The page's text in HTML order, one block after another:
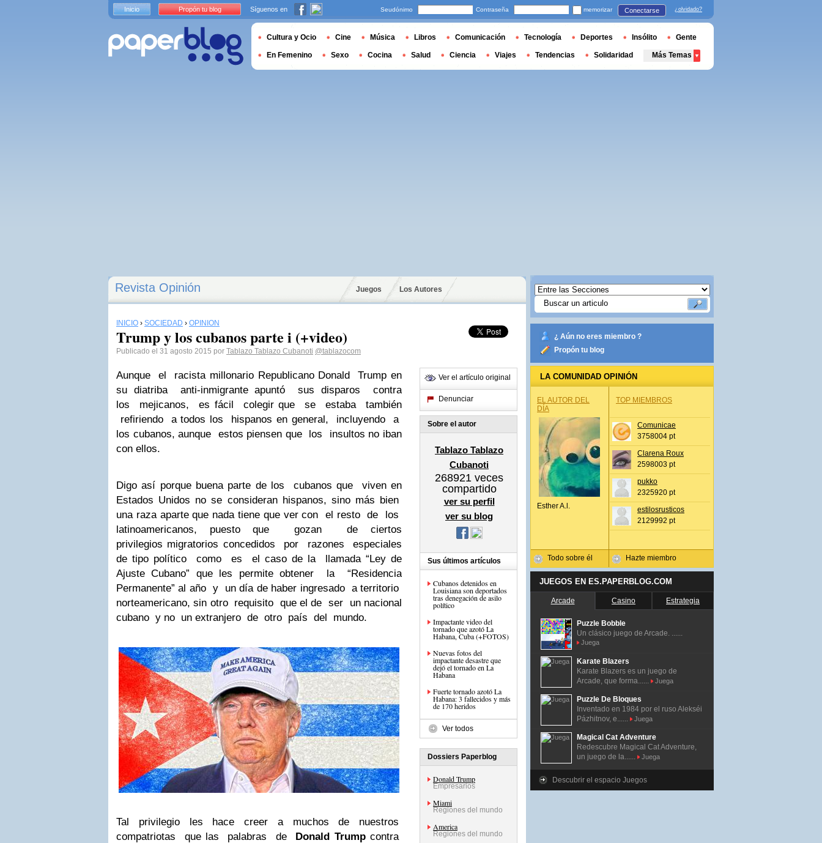
Revista Opinión Juegos Los Autores
INICIO › SOCIEDAD › OPINIÓN
Trump y los cubanos parte i (+video)
Publicado el 31 agosto 2015 por Tablazo Tablazo Cubanoti @tablazocom
Aunque el racista millonario Republicano Donald Trump en
su diatriba anti-inmigrante apuntó sus disparos contra
los mejicanos, es fácil colegir que se estaba también
refiriendo a todos los hispanos en general, incluyendo a
los cubanos, aunque estos piensen que los insultos no iban
con ellos.
Digo así porque buena parte de los cubanos que viven en
Estados Unidos no se consideran hispanos, sino más bien
una raza aparte que nada tiene que ver con el resto de los
latinoamericanos, puesto que gozan de ciertos
privilegios migratorios concedidos por razones especiales
de tipo político como es el caso de la llamada “Ley de
Ajuste Cubano” que les permite obtener la “Residencia
Permanente” al año y un día de haber ingresado a territorio
norteamericano, sin otro requisito que el de ser un nacional
cubano y no un extranjero de otro país del mundo.
Tal privilegio les hace creer a muchos de nuestros
compatriotas que las palabras de Donald Trumpcontra
Ver el artículo original
Denunciar
Sobre el autor
Tablazo Tablazo
Cubanoti
268921 veces
compartido
ver su perfil
ver su blog
Sus últimos artículos
Cubanos detenidos en
Louisiana son deportados
tras denegación de asilo
político
Impactante video del
tornado que azotó La
Habana, Cuba (+FOTOS)
Nuevas fotos del
impactante desastre que
dejó el tornado en La
Habana
Fuerte tornado azotó La
Habana: 3 fallecidos y más
de 170 heridos
Ver todos
Dossiers Paperblog
Donald Trump
Empresarios
Miami
Regiones del mundo
America
Regiones del mundo
¿ Aún no eres miembro ?
Propón tu blog
LA COMUNIDAD OPINIÓN
EL AUTOR DEL
DÍA
Esther A.l.
Todo sobre él
TOP MIEMBROS
Comunicae
3758004 pt
Clarena Roux
2598003 pt
pukko
2325920 pt
estilosrusticos
2129992 pt
Hazte miembro
JUEGOS EN ES.PAPERBLOG.COM
Arcade Casino Estrategia
Puzzle Bobble
Un clásico juego de Arcade. ......
Juega
Karate Blazers
Karate Blazers es un juego de
Arcade, que forma......
Juega
Puzzle De Bloques
Inventado en 1984 por el ruso Alekséi
Pázhitnov, e......
Juega
Magical Cat Adventure
Redescubre Magical Cat Adventure,
un juego de la......
Juega
Descubrir el espacio Juegos
Inicio Propón tu blog Síguenos en Seudónimo Contraseña memorizar Conectarse ¿olvidado?
Cultura y Ocio Cine Música Libros Comunicación Tecnología Deportes Insólito Gente
En Femenino Sexo Cocina Salud Ciencia Viajes Tendencias Solidaridad Más Temas